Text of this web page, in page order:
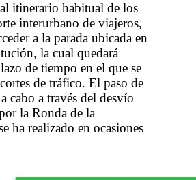
itinerario habitual de los
interurbano de viajeros,
a la parada ubicada en
la cual quedará
de tiempo en el que se
de tráfico. El paso de
cabo a través del desvío
la Ronda de la
ha realizado en ocasiones